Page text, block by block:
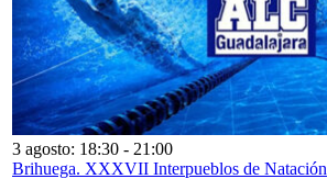
3 agosto: 18:30 - 21:00
Brihuega. XXXVII Interpueblos de Natación